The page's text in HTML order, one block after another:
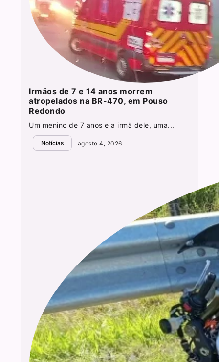
Irmãos de 7 e 14 anos morrem
atropelados na BR-470, em Pouso
Redondo
Um menino de 7 anos e a irmã dele, uma...
Notícias agosto 4, 2026